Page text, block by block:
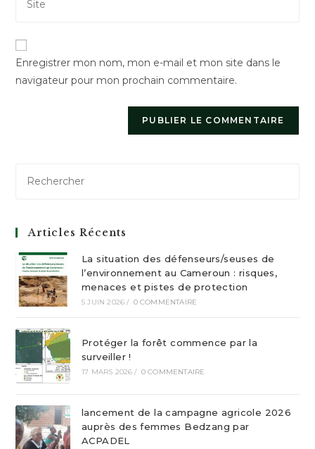
l’URL
votre
site
(facultatif)
Enregistrer mon nom, mon e-mail et mon site dans le
navigateur pour mon prochain commentaire.
Articles Récents
La situation des défenseurs/seuses de
l’environnement au Cameroun : risques,
menaces et pistes de protection
5 JUIN 2026 / 0 COMMENTAIRE
Protéger la forêt commence par la
surveiller !
17 MARS 2026 / 0 COMMENTAIRE
lancement de la campagne agricole 2026
auprès des femmes Bedzang par
ACPADEL